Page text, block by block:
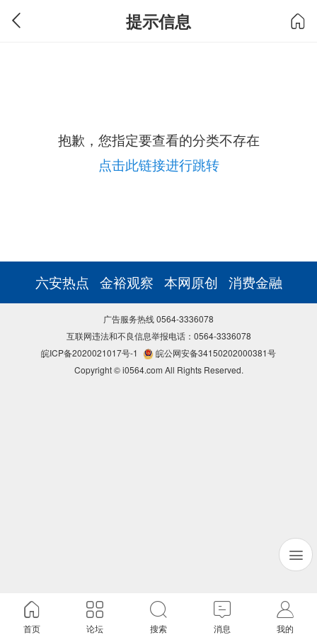
提示信息
抱歉，您指定要查看的分类不存在
点击此链接进行跳转
首页 论坛 搜索 消息 我的
六安热点 金裕观察 本网原创 消费金融
广告服务热线 0564-3336078
互联网违法和不良信息举报电话：0564-3336078
皖ICP备2020021017号-1
皖公网安备34150202000381号
Copyright © i0564.com All Rights Reserved.